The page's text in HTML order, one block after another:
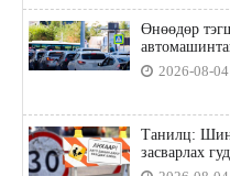
Өнөөдөр
2026-08-04
Танилц:
засварлах